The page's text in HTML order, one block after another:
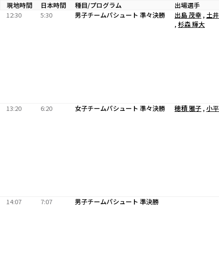
現地時間 日本時間 種目/プログラム
出場選手
12:30
5:30 男子チームパシュート 準々決勝 出島 茂幸 , 土
, 杉森 輝大
13:20 6:20 女子チームパシュート 準々決勝 穂積 雅子 , 小
14:07 7:07 男子チームパシュート 準決勝